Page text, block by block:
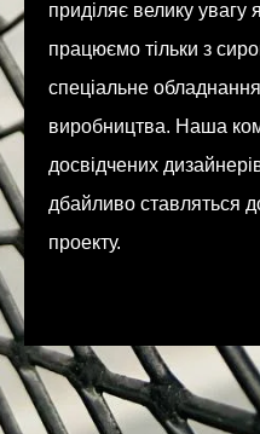
приділяє велику увагу
працюємо тільки з
спеціальне обладнання
виробництва. Наша
досвідчених
дбайливо ставляться
проекту.